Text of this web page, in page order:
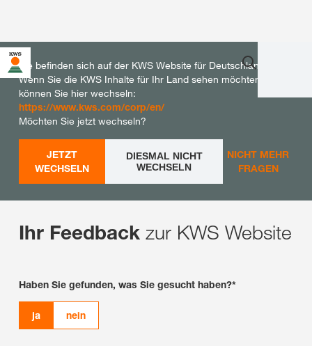
Sie befinden sich auf der KWS Website für Deutschland.
Wenn Sie die KWS Inhalte für Ihr Land sehen möchten,
können Sie hier wechseln:
https://www.kws.com/corp/en/
Möchten Sie jetzt wechseln?
JETZT
WECHSELN
DIESMAL NICHT
WECHSELN
NICHT MEHR
FRAGEN
Ihr Feedback zur KWS Website
Haben Sie gefunden, was Sie gesucht haben?*
ja nein